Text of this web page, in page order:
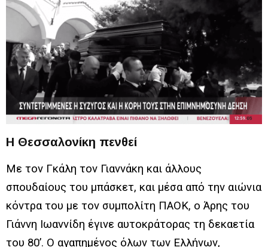
Η Θεσσαλονίκη πενθεί
Με τον Γκάλη τον Γιαννάκη και άλλους
σπουδαίους του μπάσκετ, και μέσα από την αιώνια
κόντρα του με τον συμπολίτη ΠΑΟΚ, ο Άρης του
Γιάννη Ιωαννίδη έγινε αυτοκράτορας τη δεκαετία
του 80’. Ο αγαπημένος όλων των Ελλήνων,